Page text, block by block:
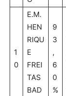
1
0
E.M.
HEN
RIQU
E
FREI
TAS
BAD
9
3
,
6
0
%